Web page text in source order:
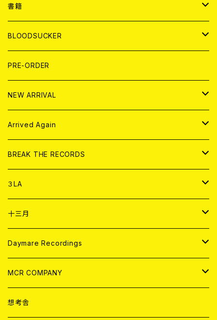
７EP
LP
WORLD
7EP
LP
JAPAN
T-shirt
HOOD
WORLD
T-shirt
HOOD
書籍
MAGAZINE
BOLLOCKS
EL ZINE
写真集 (PHOTOBOOK)
BLOODSUCKER
CD
アナログ
アパレル
書籍
DIGITAL CONTENTS
PRE-ORDER
NEW ARRIVAL
CD
アナログ
Arrived Again
CD
アナログ
BREAK THE RECORDS
CD
ANALOG
アパレル
３LA
CD
ANALOG
十三月
CD
ANALOG
Daymare Recordings
CD
ANALOG
MCR COMPANY
CD
想考舎